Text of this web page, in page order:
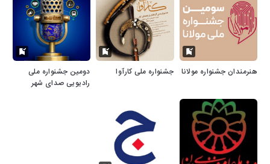
هنرمندان جشنواره مولانا جشنواره ملی کارآوا
دومین جشنواره ملی
رادیویی صدای شهر